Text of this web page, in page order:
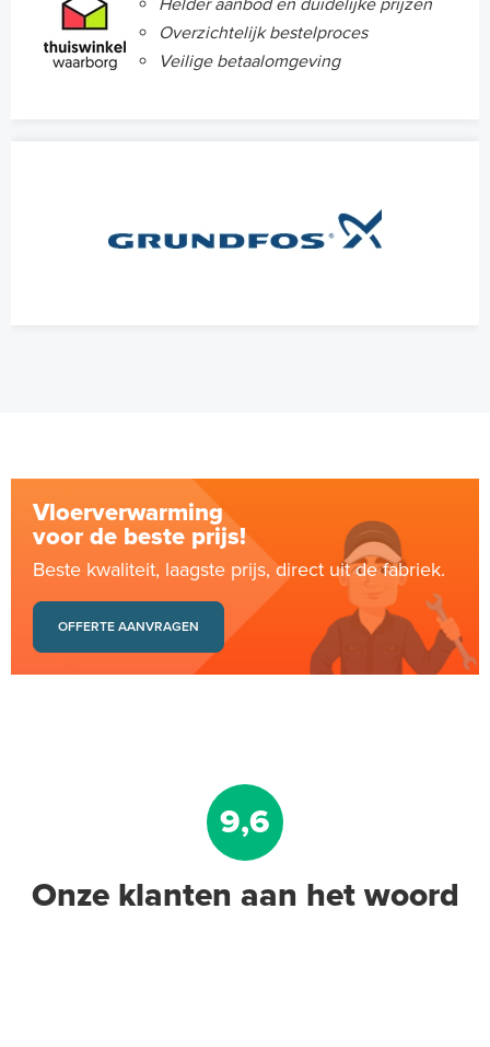
Helder aanbod en duidelijke prijzen
Overzichtelijk bestelproces
Veilige betaalomgeving
Vloerverwarming
voor de beste prijs!
Beste kwaliteit, laagste prijs, direct uit de fabriek.
OFFERTE AANVRAGEN
9,6
Onze klanten aan het woord